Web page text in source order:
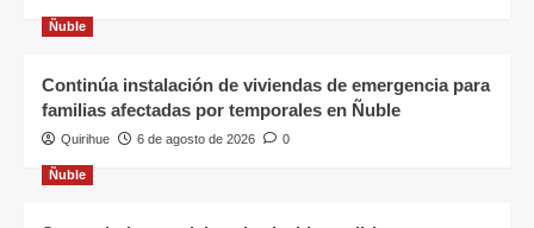
Ñuble
Continúa instalación de viviendas de emergencia para
familias afectadas por temporales en Ñuble
Quirihue 6 de agosto de 2026 0
Ñuble